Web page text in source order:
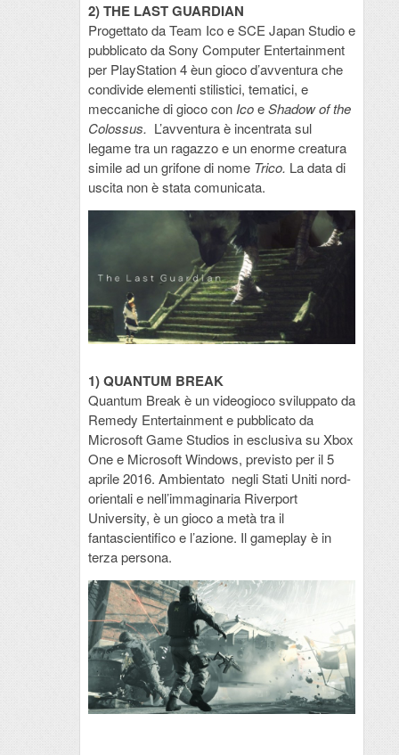
2) THE LAST GUARDIAN
Progettato da Team Ico e SCE Japan Studio e
pubblicato da Sony Computer Entertainment
per PlayStation 4 èun gioco d’avventura che
condivide elementi stilistici, tematici, e
meccaniche di gioco conIcoeShadow of the
Colossus. L’avventura è incentrata sul
legame tra un ragazzo e un enorme creatura
simile ad un grifone di nome Trico. La data di
uscita non è stata comunicata.
1) QUANTUM BREAK
Quantum Break è un videogioco sviluppato da
Remedy Entertainment e pubblicato da
Microsoft Game Studios in esclusiva su Xbox
One e Microsoft Windows, previsto per il 5
aprile 2016. Ambientato negli Stati Uniti nord-
orientali e nell’immaginaria Riverport
University, è un gioco a metà tra il
fantascientifico e l’azione. Il gameplay è in
terza persona.